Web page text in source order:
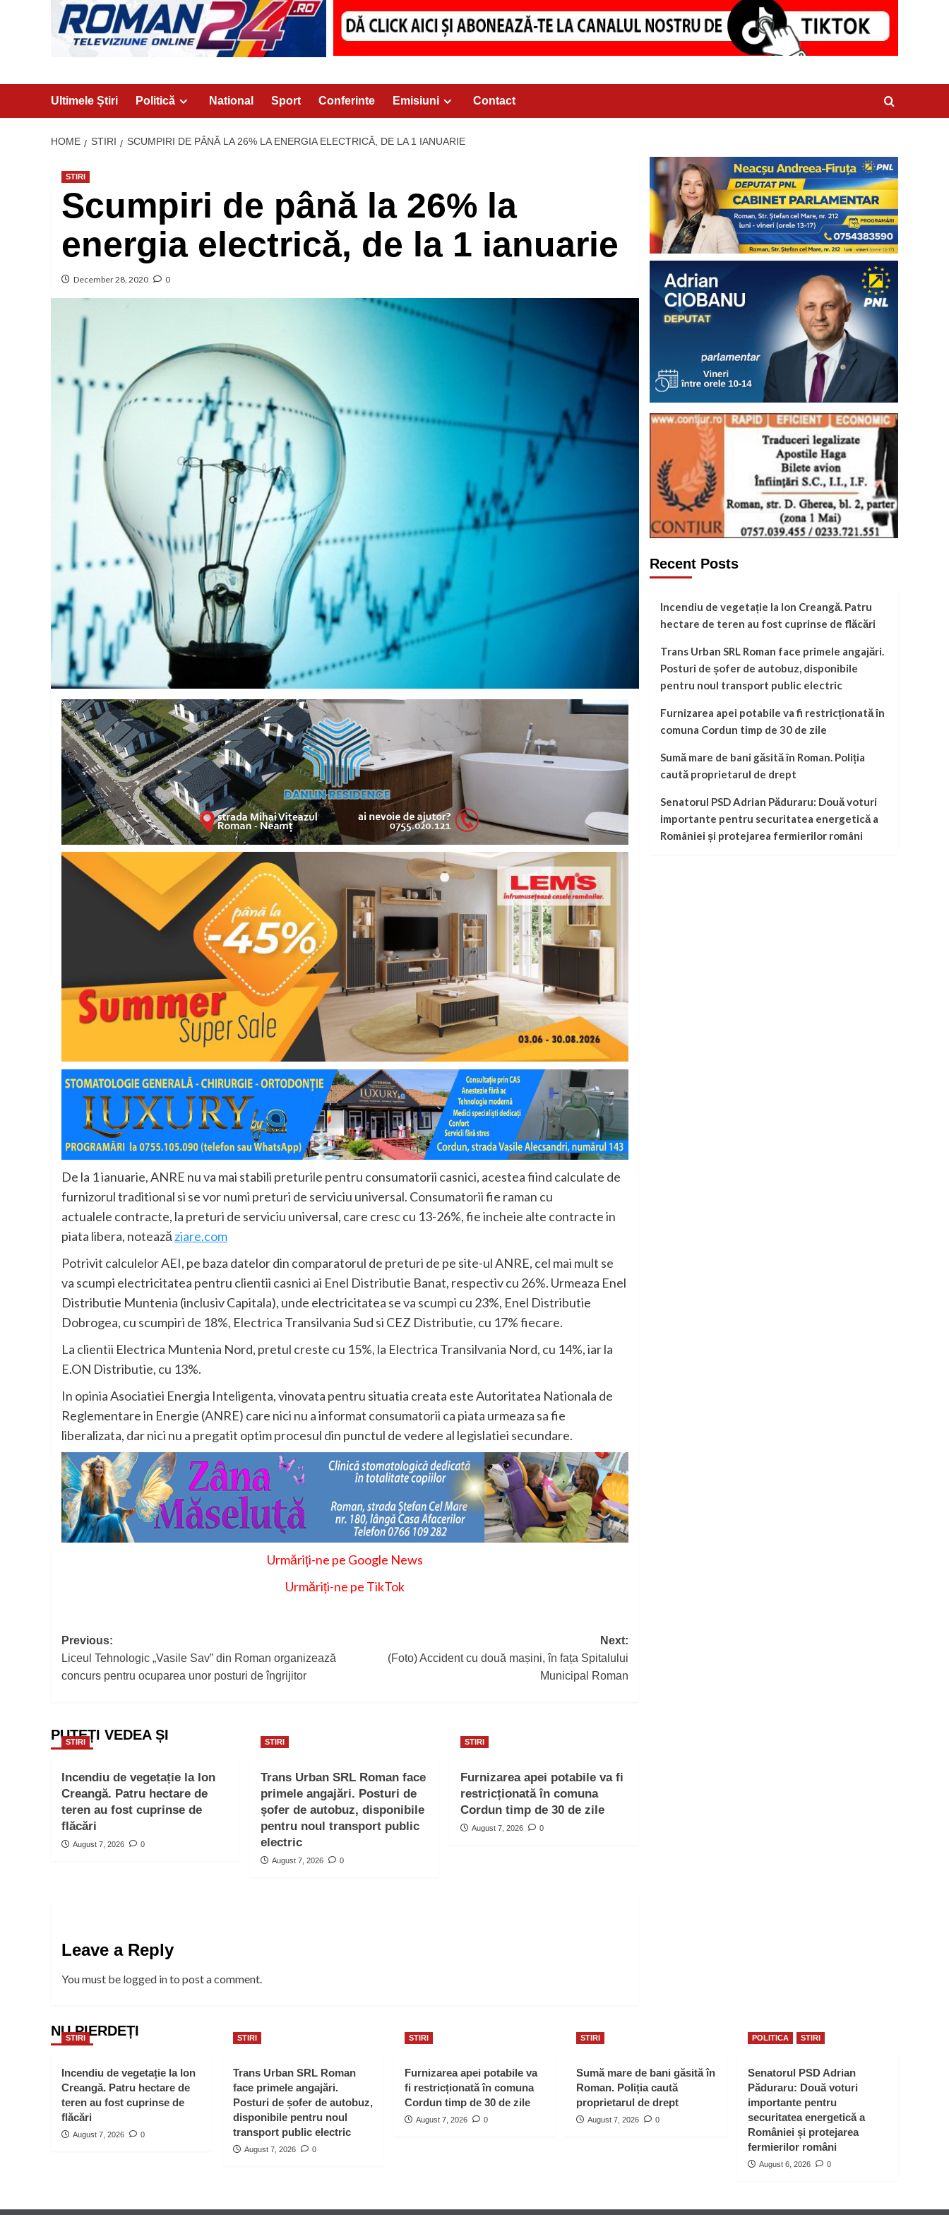
Ultimele Știri Politică National Sport Conferinte Emisiuni Contact
HOME STIRI SCUMPIRI DE PÂNĂ LA 26% LA ENERGIA ELECTRICĂ, DE LA 1 IANUARIE
STIRI
Scumpiri de până la 26% la
energia electrică, de la 1 ianuarie
December 28, 2020 0
De la 1 ianuarie, ANRE nu va mai stabili preturile pentru consumatorii casnici, acestea fiind calculate de
furnizorul traditional si se vor numi preturi de serviciu universal. Consumatorii fie raman cu
actualele contracte, la preturi de serviciu universal, care cresc cu 13-26%, fie incheie alte contracte in
piata libera, notează ziare.com
Potrivit calculelor AEI, pe baza datelor din comparatorul de preturi de pe site-ul ANRE, cel mai mult se
va scumpi electricitatea pentru clientii casnici ai Enel Distributie Banat, respectiv cu 26%. Urmeaza Enel
Distributie Muntenia (inclusiv Capitala), unde electricitatea se va scumpi cu 23%, Enel Distributie
Dobrogea, cu scumpiri de 18%, Electrica Transilvania Sud si CEZ Distributie, cu 17% fiecare.
La clientii Electrica Muntenia Nord, pretul creste cu 15%, la Electrica Transilvania Nord, cu 14%, iar la
E.ON Distributie, cu 13%.
In opinia Asociatiei Energia Inteligenta, vinovata pentru situatia creata este Autoritatea Nationala de
Reglementare in Energie (ANRE) care nici nu a informat consumatorii ca piata urmeaza sa fie
liberalizata, dar nici nu a pregatit optim procesul din punctul de vedere al legislatiei secundare.
Urmăriți-ne pe Google News
Urmăriți-ne pe TikTok
Post
navigation
Previous:
Liceul Tehnologic „Vasile Sav” din Roman organizează
concurs pentru ocuparea unor posturi de îngrijitor
Next:
(Foto) Accident cu două mașini, în fața Spitalului
Municipal Roman
PUTEȚI VEDEA ȘI
STIRI
Incendiu de vegetație la Ion
Creangă. Patru hectare de
teren au fost cuprinse de
flăcări
August 7, 2026 0
STIRI
Trans Urban SRL Roman face
primele angajări. Posturi de
șofer de autobuz, disponibile
pentru noul transport public
electric
August 7, 2026 0
STIRI
Furnizarea apei potabile va fi
restricționată în comuna
Cordun timp de 30 de zile
August 7, 2026 0
Leave a Reply
You must be logged into post a comment.
Recent Posts
Incendiu de vegetație la Ion Creangă. Patru
hectare de teren au fost cuprinse de flăcări
Trans Urban SRL Roman face primele angajări.
Posturi de șofer de autobuz, disponibile
pentru noul transport public electric
Furnizarea apei potabile va fi restricționată în
comuna Cordun timp de 30 de zile
Sumă mare de bani găsită în Roman. Poliția
caută proprietarul de drept
Senatorul PSD Adrian Păduraru: Două voturi
importante pentru securitatea energetică a
României și protejarea fermierilor români
NU PIERDEȚI
STIRI
Incendiu de vegetație la Ion
Creangă. Patru hectare de
teren au fost cuprinse de
flăcări
August 7, 2026 0
STIRI
Trans Urban SRL Roman
face primele angajări.
Posturi de șofer de autobuz,
disponibile pentru noul
transport public electric
August 7, 2026 0
STIRI
Furnizarea apei potabile va
fi restricționată în comuna
Cordun timp de 30 de zile
August 7, 2026 0
STIRI
Sumă mare de bani găsită în
Roman. Poliția caută
proprietarul de drept
August 7, 2026 0
POLITICA STIRI
Senatorul PSD Adrian
Păduraru: Două voturi
importante pentru
securitatea energetică a
României și protejarea
fermierilor români
August 6, 2026 0